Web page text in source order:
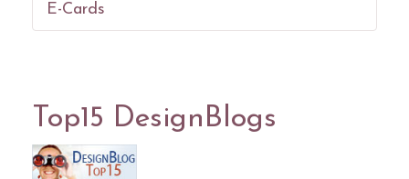
E-Cards
Top15 DesignBlogs